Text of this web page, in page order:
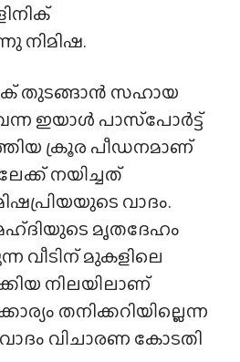
നിമിഷ.
തുടങ്ങാന്‍ സഹായ
ഇയാൾ പാസ്‌പോര്‍ട്ട്
ക്രൂര പീഡനമാണ്
നയിച്ചത്
വാദം.
മൃതദേഹം
വീടിന് മുകളിലെ
നിലയിലാണ്
തനിക്കറിയില്ലെന്ന
വിചാരണ കോടതി